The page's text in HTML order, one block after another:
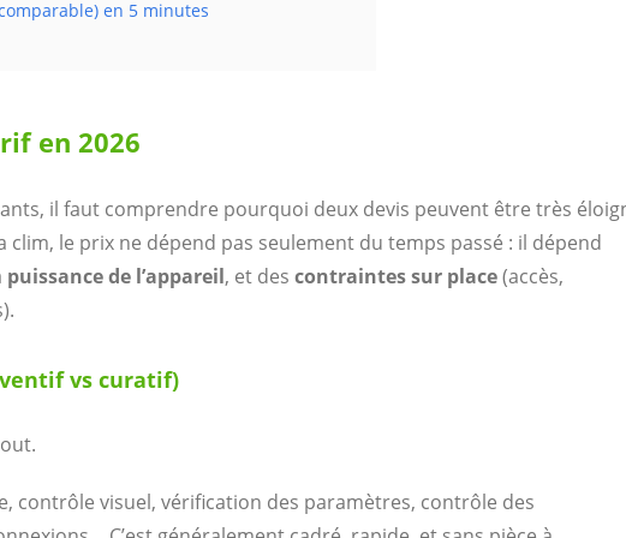
en 5 minutes
en 2026
il faut comprendre pourquoi deux devis peuvent être très
clim, le prix ne dépend pas seulement du temps passé : il dépend
puissance de l’appareil, et des contraintes sur place(accès,
vs curatif)
contrôle visuel, vérification des paramètres, contrôle des